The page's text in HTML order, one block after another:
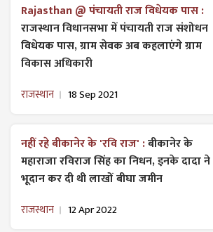
Rajasthan @ पंचायती राज विधेयक पास :
राजस्थान विधानसभा में पंचायती राज ​संशोधन
विधेयक पास, ग्राम सेवक अब कहलाएंगे ग्राम
विकास अधिकारी
राजस्थान 18 Sep 2021
नहीं रहे बीकानेर के 'रवि राज' :बीकानेर के
महाराजा रविराज सिंह का निधन, इनके दादा ने
भूदान कर दी थी लाखों बीघा जमीन
राजस्थान 12 Apr 2022